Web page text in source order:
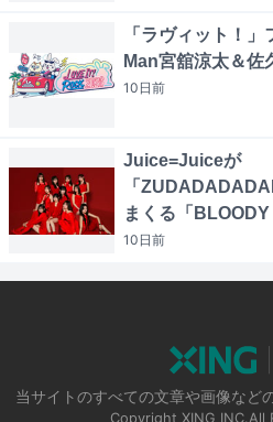
「ラヴィット！
Man宮舘涼太＆佐
10日前
Juice=Juiceが
「
まくる「
10日前
当サイトのすべての文章や画像など
Copyright XING INC.All